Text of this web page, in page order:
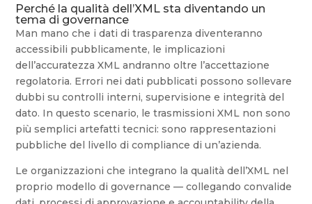
Perché la qualità dell’XML sta diventando un
tema di governance
Man mano che i dati di trasparenza diventeranno
accessibili pubblicamente, le implicazioni
dell’accuratezza XML andranno oltre l’accettazione
regolatoria. Errori nei dati pubblicati possono sollevare
dubbi su controlli interni, supervisione e integrità del
dato. In questo scenario, le trasmissioni XML non sono
più semplici artefatti tecnici: sono rappresentazioni
pubbliche del livello di compliance di un’azienda.
Le organizzazioni che integrano la qualità dell’XML nel
proprio modello di governance — collegando convalide